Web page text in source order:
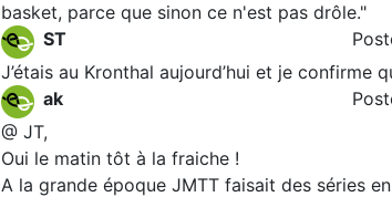
basket, parce que sinon ce n'est pas drôle."
ST
J’étais au Kronthal aujourd’hui et je confirme
ak
@ JT,
Oui le matin tôt à la fraiche !
A la grande époque JMTT faisait des séries